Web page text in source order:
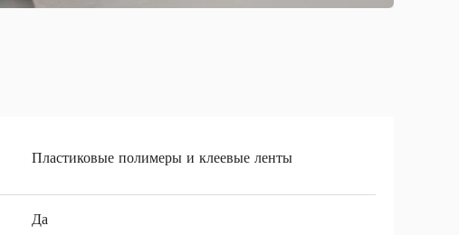
Пластиковые полимеры и клеевые ленты
Да